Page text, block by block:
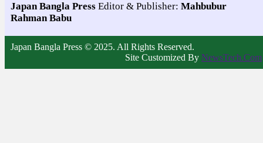
Japan Bangla Press Editor & Publisher: Mahbubur
Rahman Babu
Japan Bangla Press © 2025. All Rights Reserved.
Site Customized By NewsTech.Com